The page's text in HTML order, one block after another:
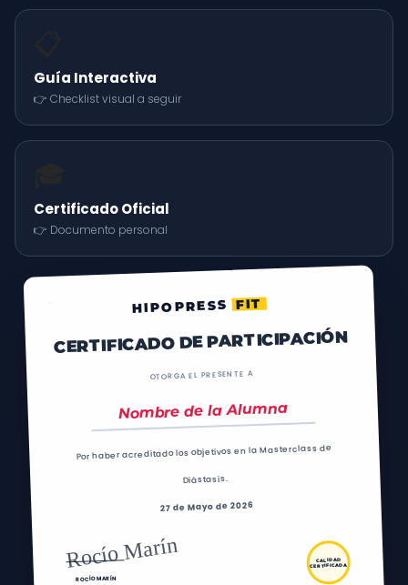
Guía Interactiva
👉 Checklist visual a seguir
Certificado Oficial
👉 Documento personal
HIPOPRESS FIT
CERTIFICADO DE PARTICIPACIÓN
OTORGA EL PRESENTE A
Nombre de la Alumna
Por haber acreditado los objetivos en la Masterclass de
Diástasis.
27 de Mayo de 2026
Rocío Marín
ROCÍO MARÍN
CALIDAD
CERTIFICADA